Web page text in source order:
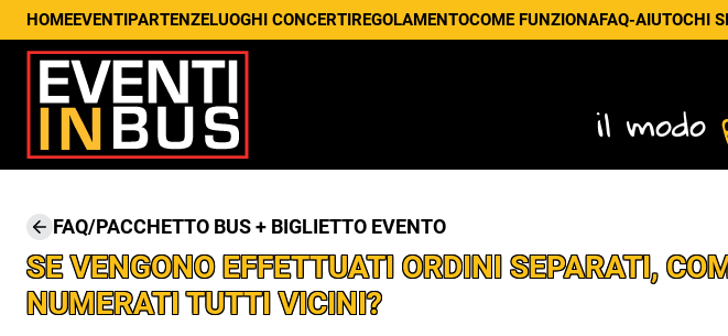
HOMEEVENTIPARTENZELUOGHI CONCERTIREGOLAMENTOCOME FUNZIONAFAQ-AIUTOCHI
il modo
FAQ/PACCHETTO BUS + BIGLIETTO EVENTO
SE VENGONO EFFETTUATI ORDINI SEPARATI,
NUMERATI TUTTI VICINI?